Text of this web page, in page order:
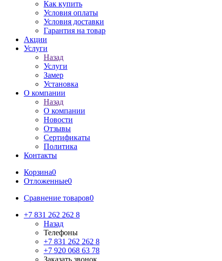
Как купить
Условия оплаты
Условия доставки
Гарантия на товар
Акции
Услуги
Назад
Услуги
Замер
Установка
О компании
Назад
О компании
Новости
Отзывы
Сертификаты
Политика
Контакты
Корзина0
Отложенные0
Сравнение товаров0
+7 831 262 262 8
Назад
Телефоны
+7 831 262 262 8
+7 920 068 63 78
Заказать звонок